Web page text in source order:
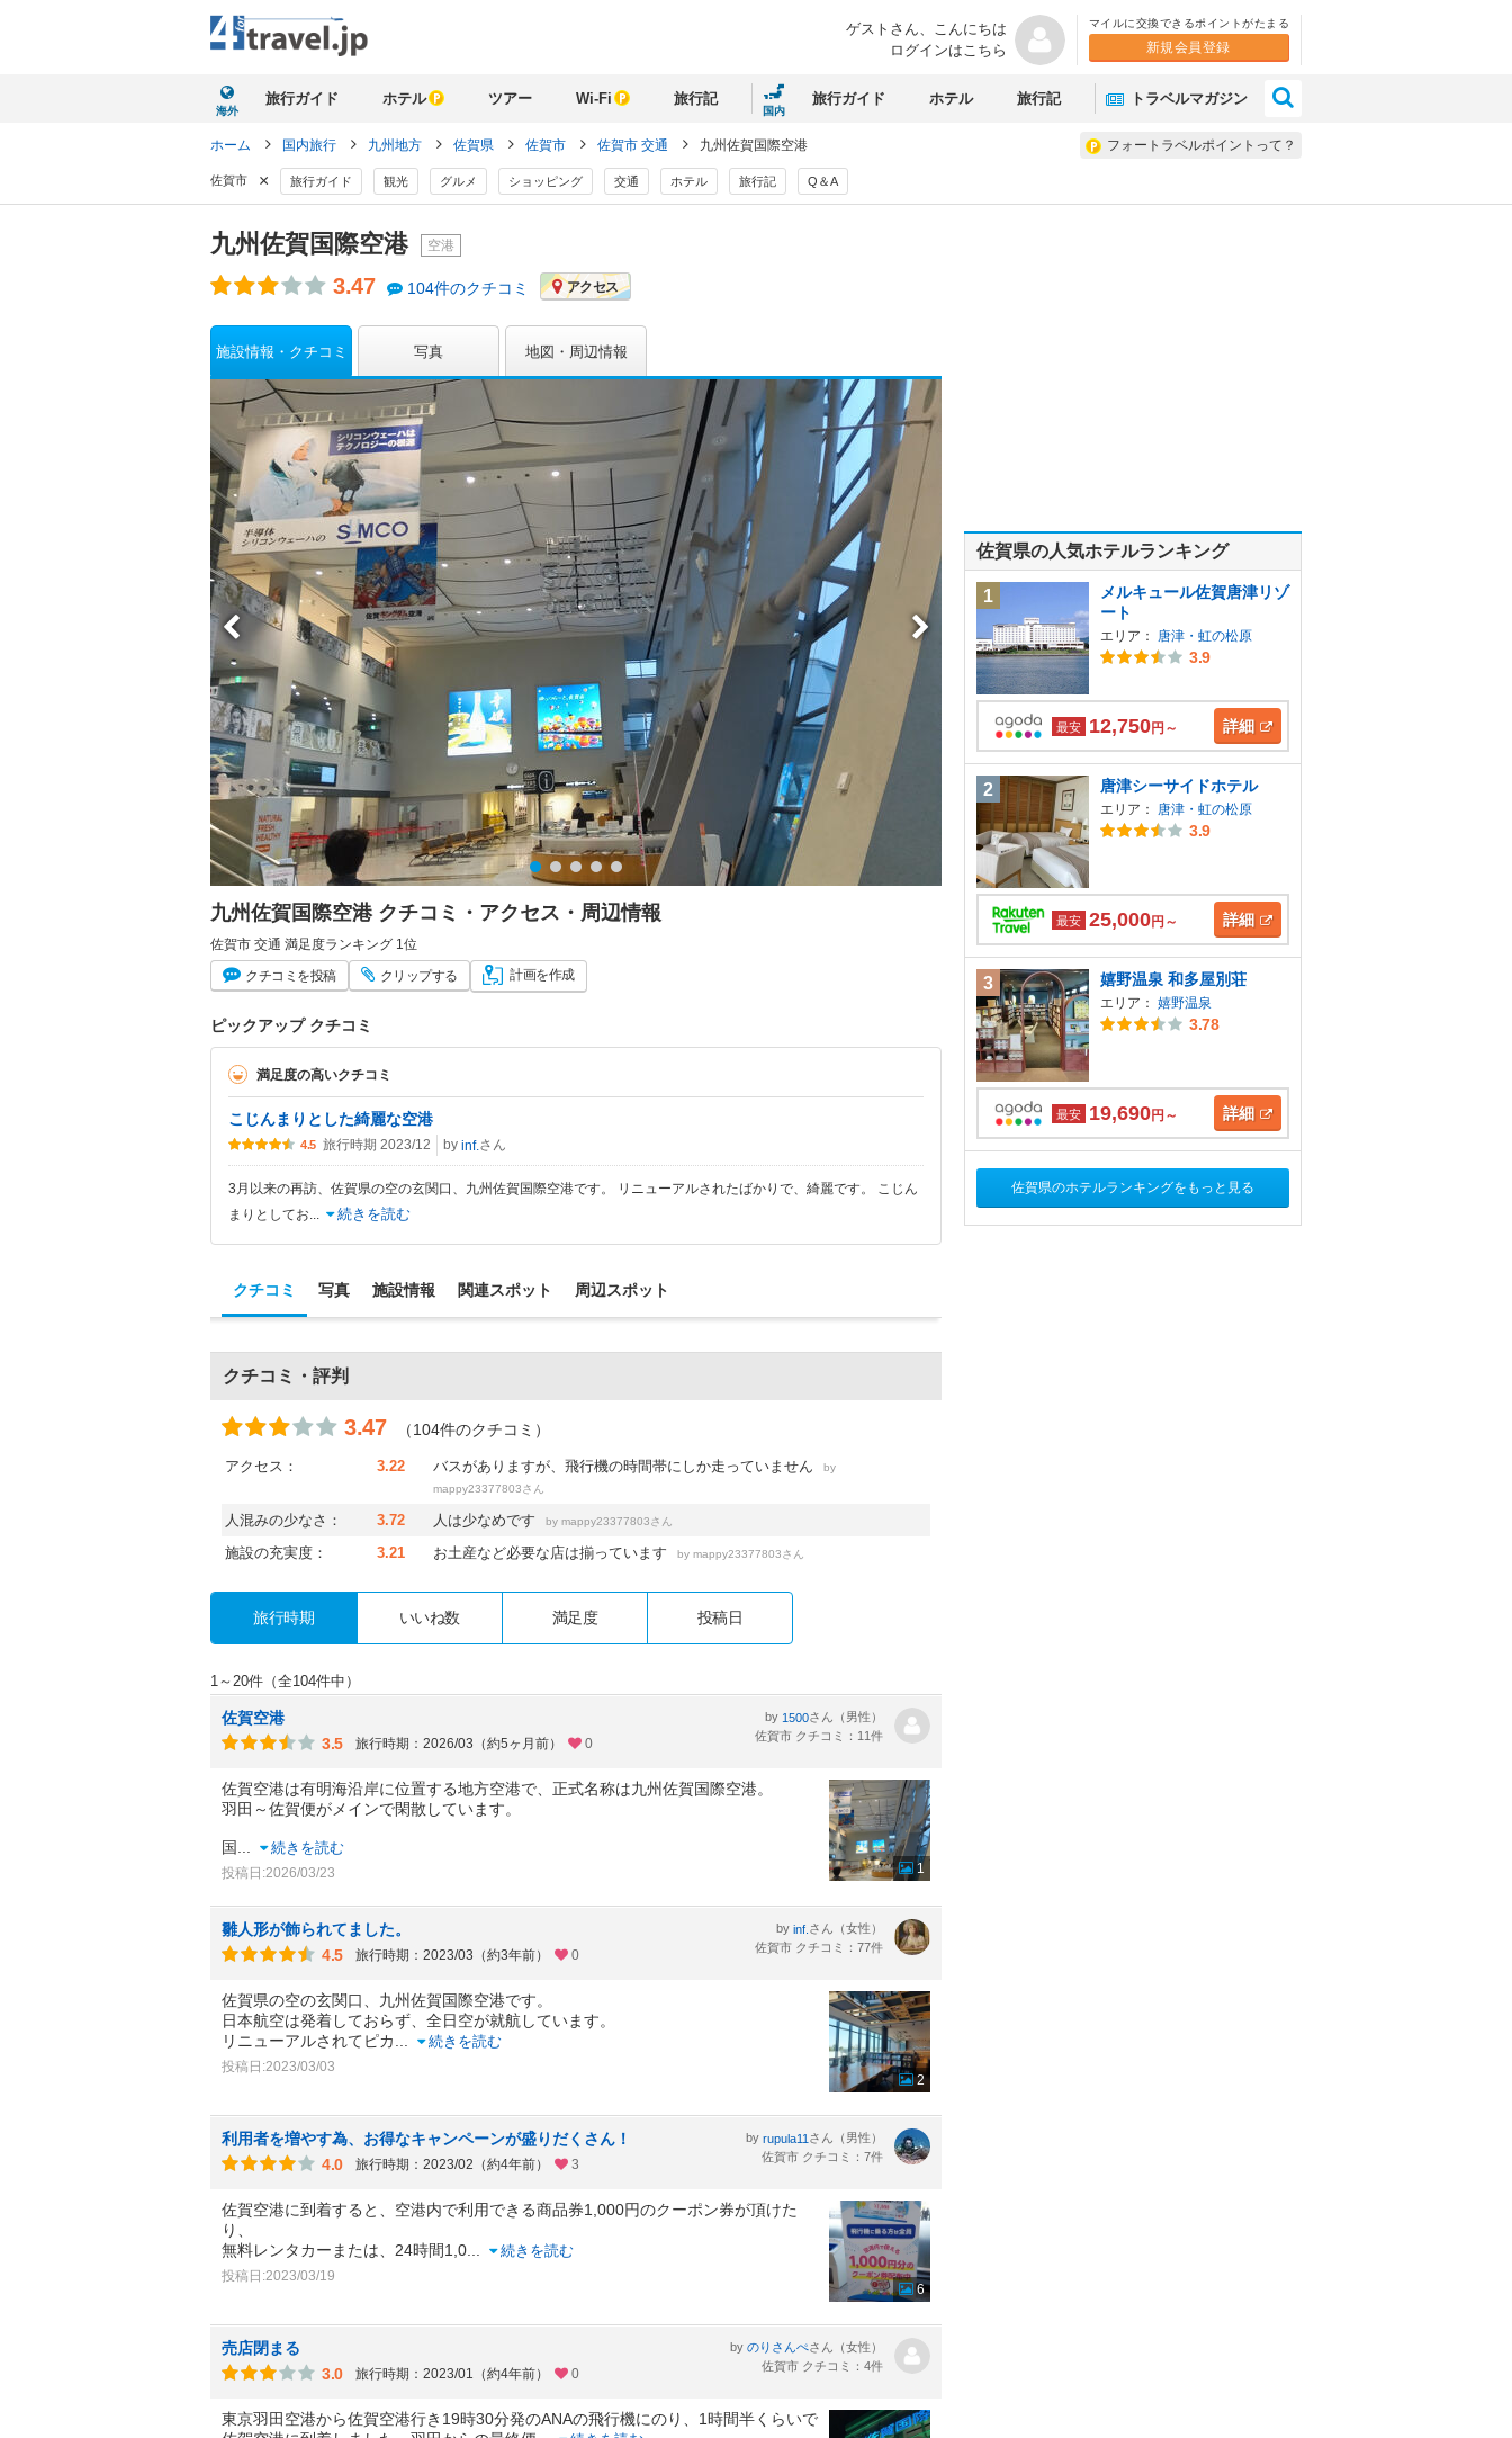
ゲストさん、 こんにちは
ログインはこちら
マイルに交換できるポイントがたまる
新規会員登録
海外
旅行ガイド ホテル ツアー Wi-Fi 旅行記
国内
旅行ガイド ホテル 旅行記 トラベルマガジン
フォートラベルポイントって？
ホーム 国内旅行 九州地方 佐賀県 佐賀市 佐賀市 交通 九州佐賀国際空港
佐賀市 × 旅行ガイド 観光 グルメ ショッピング 交通 ホテル 旅行記 Q＆A
九州佐賀国際空港 空港
3.47 104件のクチコミ アクセス
施設情報・クチコミ 写真 地図・周辺情報
九州佐賀国際空港 クチコミ・アクセス・周辺情報
佐賀市 交通 満足度ランキング 1位
クチコミ を投稿 クリップする 計画を作成
ピックアップ クチコミ
満足度の高いクチコミ
こじんまりとした綺麗な空港
4.5 旅行時期 2023/12 by inf. さん
3月以来の再訪、佐賀県の空の玄関口、九州佐賀国際空港です。 リニューアルされたばかりで、綺麗です。 こじん
まりとしてお
続きを読む
クチコミ 写真 施設情報 関連スポット 周辺スポット
クチコミ・評判
3.47 （104件のクチコミ）
アクセス： 3.22 バスがありますが、飛行機の時間帯にしか走っていません
by
mappy23377803さん
人混みの少なさ： 3.72 人は少なめです by mappy23377803さん
施設の充実度： 3.21 お土産など必要な店は揃っています by mappy23377803さん
旅行時期 いいね数 満足度 投稿日
1～20件（全104件中）
佐賀空港
3.5
旅行時期：2026/03（約5ヶ月前） 0
by 1500さん（男性）
佐賀市 クチコミ：11件
佐賀空港は有明海沿岸に位置する地方空港で、正式名称は九州佐賀国際空港。
羽田～佐賀便がメインで閑散しています。
国 続きを読む
投稿日:2026/03/23 1
雛人形が飾られてました。
4.5
旅行時期：2023/03（約3年前） 0
by inf. さん（女性）
佐賀市 クチコミ：77件
佐賀県の空の玄関口、九州佐賀国際空港です。
日本航空は発着しておらず、全日空が就航しています。
リニューアルされてピカ
続きを読む
投稿日:2023/03/03
2
利用者を増やす為、お得なキャンペーンが盛りだくさん！
4.0
旅行時期：2023/02（約4年前） 3
by rupula11 さん（男性）
佐賀市 クチコミ：7件
佐賀空港に到着すると、空港内で利用できる商品券1,000円のクーポン券が頂けた
り、
無料レンタカーまたは、24時間1,0
続きを読む
投稿日:2023/03/19
6
売店閉まる
3.0
旅行時期：2023/01（約4年前） 0
by のりさんぺさん（女性）
佐賀市 クチコミ：4件
東京羽田空港から佐賀空港行き19時30分発のANAの飛行機にのり、1時間半くらいで
佐賀県の人気ホテルランキング
1
メルキュール佐賀唐津リゾ
ート
エリア： 唐津・虹の松原
3.9
最安 12,750円～ 詳細
2 唐津シーサイドホテル
エリア： 唐津・虹の松原
3.9
最安 25,000円～ 詳細
3 嬉野温泉 和多屋別荘
エリア： 嬉野温泉
3.78
最安 19,690円～ 詳細
佐賀県のホテルランキングをもっと見る